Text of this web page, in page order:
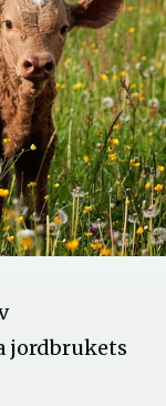
jordbrukets